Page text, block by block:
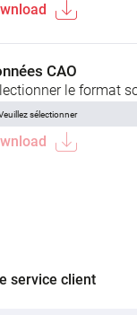
CAO
le format
service client